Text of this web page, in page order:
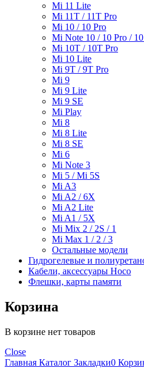
Mi 11 Lite
Mi 11T / 11T Pro
Mi 10 / 10 Pro
Mi Note 10 / 10 Pro /
Mi 10T / 10T Pro
Mi 10 Lite
Mi 9T / 9T Pro
Mi 9
Mi 9 Lite
Mi 9 SE
Mi Play
Mi 8
Mi 8 Lite
Mi 8 SE
Mi 6
Mi Note 3
Mi 5 / Mi 5S
Mi A3
Mi A2 / 6X
Mi A2 Lite
Mi A1 / 5X
Mi Mix 2 / 2S / 1
Mi Max 1 / 2 / 3
Остальные модели
Гидрогелевые и
Кабели, аксессуары Hoco
Флешки, карты памяти
Корзина
В корзине нет товаров
Close
Главная Каталог Закладки0